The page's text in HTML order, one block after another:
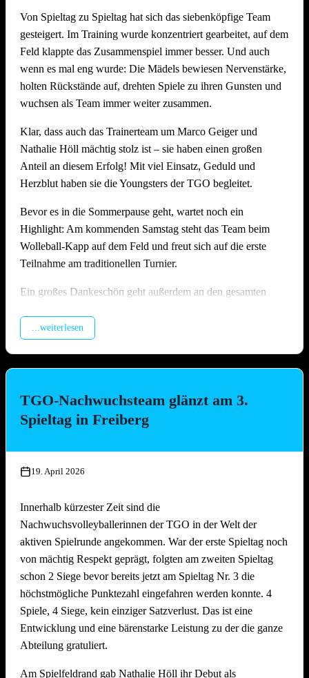
das spätere Drittplatzierte Team „SpätMelder“. Ein starkes
Zeichen der Dominanz des Teams, das auch im Finale
(21:18) stets die Kontrolle behielt. Herzlichen Glückwunsch!
Stimmung, Anlage und Bewirtung auf hohem Niveau
Wie schon in den Vorjahren zeigte die Offenauer
Möglichkeit die Felder zu bewässern, die Dusche direkt am
Feld und genügend schattige Plätze sorgten dafür, dass alle
trotz der Hitze gut durch den langen Tag kamen. Die
Bewirtung am Grillstand fand wieder großen Anklang und
wurde von vielen Seiten ausdrücklich gelobt. Ein besonderes
Dankeschön gilt hier unserem AbteilungsleiterMatthias
Höll, der die Bewirtung am Grill mit großem Einsatz
organisiert und durchgeführt hat – ohne ihn wäre das leibliche
und Spielfreude dabei waren. Und natürlich an alle
Helferinnen und Helfer, ohne die ein Turnier in dieser Form
schlicht nicht möglich wäre.
Die Platzierungen im Überblick:
2.
5.
Die drei Muscheltiere
Die Aperolis
7.
Strandkinder
8.
Die Gartenzwerge
9.
Auf die Mütze
10.
Knaller
11.
Die Heilige Dreifaltigkeit
Von Spieltag zu Spieltag hat sich das siebenköpfige Team
gesteigert. Im Training wurde konzentriert gearbeitet, auf dem
Feld klappte das Zusammenspiel immer besser. Und auch
wenn es mal eng wurde: Die Mädels bewiesen Nervenstärke,
holten Rückstände auf, drehten Spiele zu ihren Gunsten und
wuchsen als Team immer weiter zusammen.
Klar, dass auch das Trainerteam um Marco Geiger und
Nathalie Höll mächtig stolz ist – sie haben einen großen
Anteil an diesem Erfolg! Mit viel Einsatz, Geduld und
Herzblut haben sie die Youngsters der TGO begleitet.
Bevor es in die Sommerpause geht, wartet noch ein
Highlight: Am kommenden Samstag steht das Team beim
Wolleball-Kapp auf dem Feld und freut sich auf die erste
Teilnahme am traditionellen Turnier.
Ein großes Dankeschön geht außerdem an den gesamten
Schröer, Aldi Fiolka und Jonathan Höll, die vor dem
Heimspieltag alle Hände voll zu tun hatten. Und natürlich
...weiterlesen
TGO-Nachwuchsteam glänzt am 3.
Spieltag in Freiberg
19. April 2026
Innerhalb kürzester Zeit sind die
Nachwuchsvolleyballerinnen der TGO in der Welt der
aktiven Spielrunde angekommen. War der erste Spieltag noch
von mächtig Respekt geprägt, folgten am zweiten Spieltag
schon 2 Siege bevor bereits jetzt am Spieltag Nr. 3 die
höchstmögliche Punktezahl eingefahren werden konnte. 4
Spiele, 4 Siege, kein einziger Satzverlust. Das ist eine
Entwicklung und eine bärenstarke Leistung zu der die ganze
Abteilung gratuliert.
Am Spielfeldrand gab Nathalie Höll ihr Debut als